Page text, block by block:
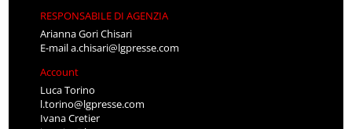
RESPONSABILE DI AGENZIA
Arianna Gori Chisari
E-maila.chisari@lgpresse.com
Account
Luca Torino
l.torino@lgpresse.com
Ivana Cretier